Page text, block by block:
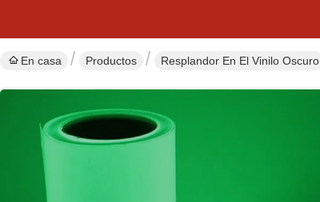
En casa Productos Resplandor En El Vinilo Oscuro